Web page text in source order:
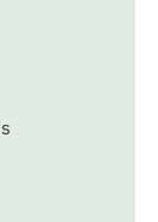
einen
ob im
Wenn